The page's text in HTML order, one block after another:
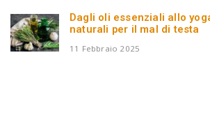
Dagli oli essenziali allo
naturali per il mal di testa
11 Febbraio 2025